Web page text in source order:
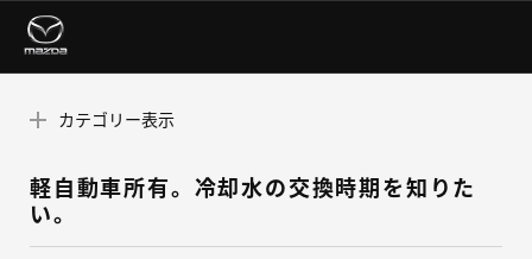
カテゴリー表示
軽自動車所有。冷却水の交換時期を知りた
い。